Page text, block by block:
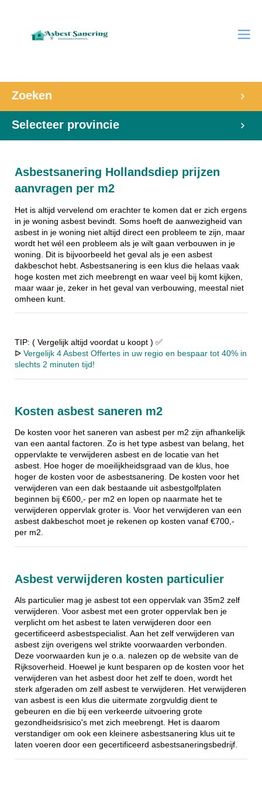
Zoeken
Selecteer provincie
Asbestsanering Hollandsdiep prijzen
aanvragen per m2
Het is altijd vervelend om erachter te komen dat er zich ergens
in je woning asbest bevindt. Soms hoeft de aanwezigheid van
asbest in je woning niet altijd direct een probleem te zijn, maar
wordt het wél een probleem als je wilt gaan verbouwen in je
woning. Dit is bijvoorbeeld het geval als je een asbest
dakbeschot hebt. Asbestsanering is een klus die helaas vaak
hoge kosten met zich meebrengt en waar veel bij komt kijken,
maar waar je, zeker in het geval van verbouwing, meestal niet
omheen kunt.
TIP: ( Vergelijk altijd voordat u koopt ) ✅
ᐅ Vergelijk 4 Asbest Offertes in uw regio en bespaar tot 40% in
slechts 2 minuten tijd!
Kosten asbest saneren m2
De kosten voor het saneren van asbest per m2 zijn afhankelijk
van een aantal factoren. Zo is het type asbest van belang, het
oppervlakte te verwijderen asbest en de locatie van het
asbest. Hoe hoger de moeilijkheidsgraad van de klus, hoe
hoger de kosten voor de asbestsanering. De kosten voor het
verwijderen van een dak bestaande uit asbestgolfplaten
beginnen bij €600,- per m2 en lopen op naarmate het te
verwijderen oppervlak groter is. Voor het verwijderen van een
asbest dakbeschot moet je rekenen op kosten vanaf €700,-
per m2.
Asbest verwijderen kosten particulier
Als particulier mag je asbest tot een oppervlak van 35m2 zelf
verwijderen. Voor asbest met een groter oppervlak ben je
verplicht om het asbest te laten verwijderen door een
gecertificeerd asbestspecialist. Aan het zelf verwijderen van
asbest zijn overigens wel strikte voorwaarden verbonden.
Deze voorwaarden kun je o.a. nalezen op de website van de
Rijksoverheid. Hoewel je kunt besparen op de kosten voor het
verwijderen van het asbest door het zelf te doen, wordt het
sterk afgeraden om zelf asbest te verwijderen. Het verwijderen
van asbest is een klus die uitermate zorgvuldig dient te
gebeuren en die bij een verkeerde uitvoering grote
gezondheidsrisico's met zich meebrengt. Het is daarom
verstandiger om ook een kleinere asbestsanering klus uit te
laten voeren door een gecertificeerd asbestsaneringsbedrijf.